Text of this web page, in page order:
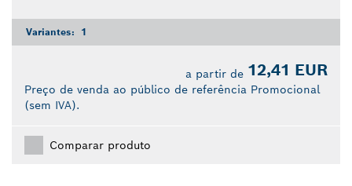
Variantes: 1
a partir de 12,41 EUR
Preço de venda ao público de referência Promocional
(sem IVA).
Comparar produto